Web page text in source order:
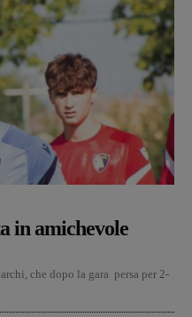
in amichevole
che dopo la gara persa per 2-